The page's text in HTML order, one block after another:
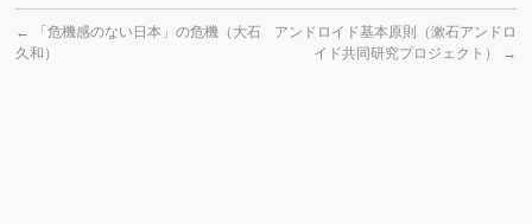
←
「危機感のない日本」の危機（大石
久和）
アンドロイド基本原則（漱石アンドロ
イド共同研究プロジェクト）
→